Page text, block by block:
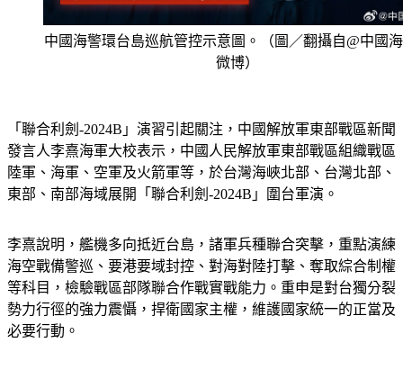
中國海警環台島巡航管控示意圖。（圖／翻攝自@中
微博）
發言人李熹海軍大校表示，中國人民解放軍東部戰區組織戰區
陸軍、海軍、空軍及火箭軍等，於台灣海峽北部、台灣北部、
東部、南部海域展開「聯合利劍-2024B」圍台軍演。
海空戰備警巡、要港要域封控、對海對陸打擊、奪取綜合制權
等科目，檢驗戰區部隊聯合作戰實戰能力。重申是對台獨分裂
勢力行徑的強力震懾，捍衛國家主權，維護國家統一的正當及
必要行動。